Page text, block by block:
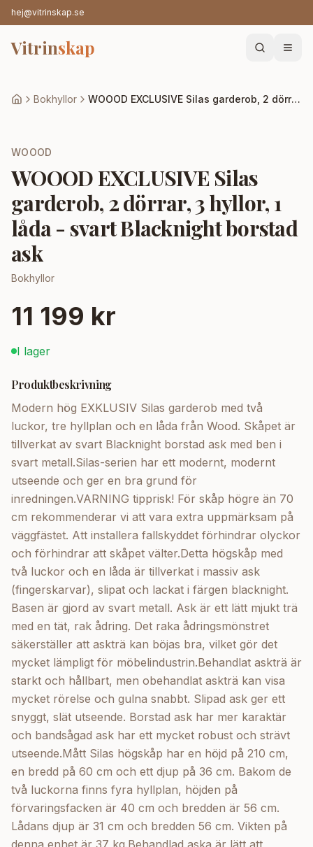
hej@vitrinskap.se
Vitrinskap
Bokhyllor WOOOD EXCLUSIVE Silas garderob, 2 dörrar, 3 hyllor, 1 låda - svart Blacknight borstad ask
WOOOD
WOOOD EXCLUSIVE Silas
garderob, 2 dörrar, 3 hyllor, 1
låda - svart Blacknight borstad
ask
Bokhyllor
11 199 kr
I lager
Produktbeskrivning
Modern hög EXKLUSIV Silas garderob med två
luckor, tre hyllplan och en låda från Wood. Skåpet är
tillverkat av svart Blacknight borstad ask med ben i
svart metall.Silas-serien har ett modernt, modernt
utseende och ger en bra grund för
inredningen.VARNING tipprisk! För skåp högre än 70
cm rekommenderar vi att vara extra uppmärksam på
väggfästet. Att installera fallskyddet förhindrar olyckor
och förhindrar att skåpet välter.Detta högskåp med
två luckor och en låda är tillverkat i massiv ask
(fingerskarvar), slipat och lackat i färgen blacknight.
Basen är gjord av svart metall. Ask är ett lätt mjukt trä
med en tät, rak ådring. Det raka ådringsmönstret
säkerställer att askträ kan böjas bra, vilket gör det
mycket lämpligt för möbelindustrin.Behandlat askträ är
starkt och hållbart, men obehandlat askträ kan visa
mycket rörelse och gulna snabbt. Slipad ask ger ett
snyggt, slät utseende. Borstad ask har mer karaktär
och bandsågad ask har ett mycket robust och strävt
utseende.Mått Silas högskåp har en höjd på 210 cm,
en bredd på 60 cm och ett djup på 36 cm. Bakom de
två luckorna finns fyra hyllplan, höjden på
förvaringsfacken är 40 cm och bredden är 56 cm.
Lådans djup är 31 cm och bredden 56 cm. Vikten på
denna enhet är 37 kg.Behandlad aska är lätt att